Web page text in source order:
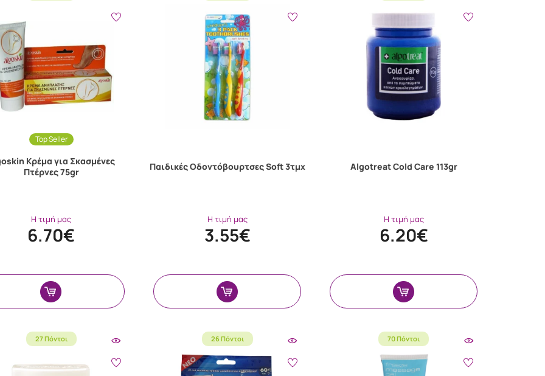
Top Seller
Κρέμα για Σκασμένες
Πτέρνες 75gr
Η τιμή μας
6.70€
Παιδικές Oδοντόβουρτσες Soft 3τμχ
Η τιμή μας
3.55€
Algotreat Cold Care 113gr
Η τιμή μας
6.20€
27 Πόντοι 26 Πόντοι 70 Πόντοι